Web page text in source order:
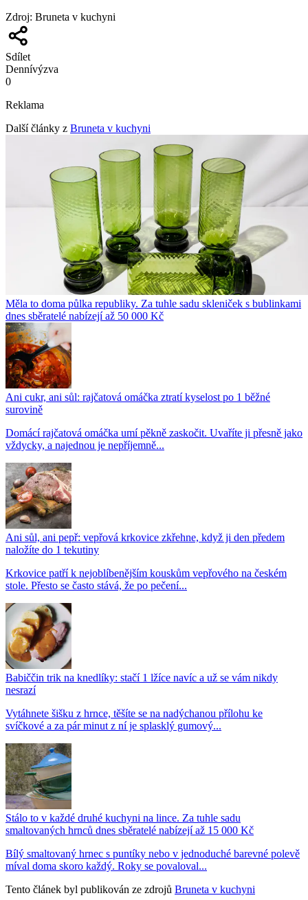
Zdroj: Bruneta v kuchyni
Sdílet
Dennívýzva
0
Reklama
Další články z Bruneta v kuchyni
Měla to doma půlka republiky. Za tuhle sadu skleniček s bublinkami
dnes sběratelé nabízejí až 50 000 Kč
Ani cukr, ani sůl: rajčatová omáčka ztratí kyselost po 1 běžné
surovině
Domácí rajčatová omáčka umí pěkně zaskočit. Uvaříte ji přesně jako
vždycky, a najednou je nepříjemně...
Ani sůl, ani pepř: vepřová krkovice zkřehne, když ji den předem
naložíte do 1 tekutiny
Krkovice patří k nejoblíbenějším kouskům vepřového na českém
stole. Přesto se často stává, že po pečení...
Babiččin trik na knedlíky: stačí 1 lžíce navíc a už se vám nikdy
nesrazí
Vytáhnete šišku z hrnce, těšíte se na nadýchanou přílohu ke
svíčkové a za pár minut z ní je splasklý gumový...
Stálo to v každé druhé kuchyni na lince. Za tuhle sadu
smaltovaných hrnců dnes sběratelé nabízejí až 15 000 Kč
Bílý smaltovaný hrnec s puntíky nebo v jednoduché barevné polevě
míval doma skoro každý. Roky se povaloval...
Tento článek byl publikován ze zdrojů Bruneta v kuchyni